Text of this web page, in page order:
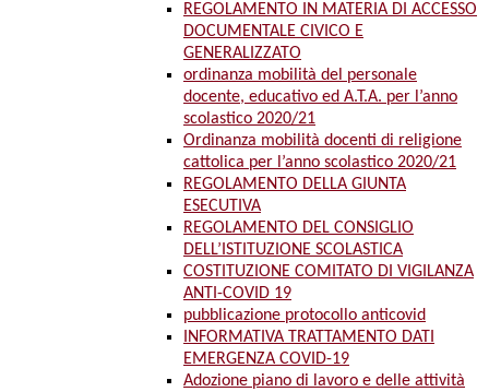
REGOLAMENTO IN MATERIA DI ACCESSO
DOCUMENTALE CIVICO E
GENERALIZZATO
ordinanza mobilità del personale
docente, educativo ed A.T.A. per l’anno
scolastico 2020/21
Ordinanza mobilità docenti di religione
cattolica per l’anno scolastico 2020/21
REGOLAMENTO DELLA GIUNTA
ESECUTIVA
REGOLAMENTO DEL CONSIGLIO
DELL’ISTITUZIONE SCOLASTICA
COSTITUZIONE COMITATO DI VIGILANZA
ANTI-COVID 19
pubblicazione protocollo anticovid
INFORMATIVA TRATTAMENTO DATI
EMERGENZA COVID-19
Adozione piano di lavoro e delle attività